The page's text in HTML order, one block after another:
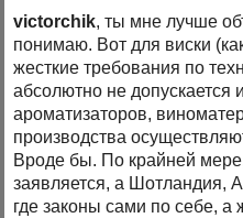
victorchik, ты мне лучше
понимаю. Вот для виски
жесткие требования по
абсолютно не допускается
ароматизаторов,
производства
Вроде бы. По крайней мере,
заявляется, а Шотландия,
где законы сами по себе, а